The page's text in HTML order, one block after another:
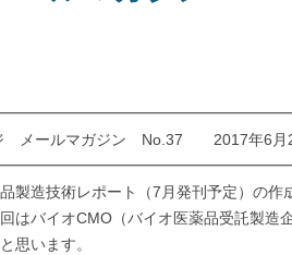
ールマガジン No.37 2017年6月
製造技術レポート（7月発刊予定）の作
はバイオCMO（バイオ医薬品受託製造
思います。